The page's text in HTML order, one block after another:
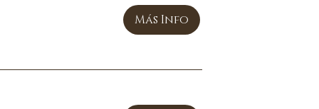
Más Info